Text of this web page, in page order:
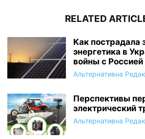
RELATED
Как пострадала
энергетика в
войны с Россией
Альтернативна
Перспективы
электрический
Альтернативна